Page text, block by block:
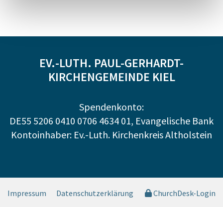
EV.-LUTH. PAUL-GERHARDT-
KIRCHENGEMEINDE KIEL
Spendenkonto:
DE55 5206 0410 0706 4634 01, Evangelische Bank
Kontoinhaber: Ev.-Luth. Kirchenkreis Altholstein
Impressum Datenschutzerklärung ChurchDesk-Login